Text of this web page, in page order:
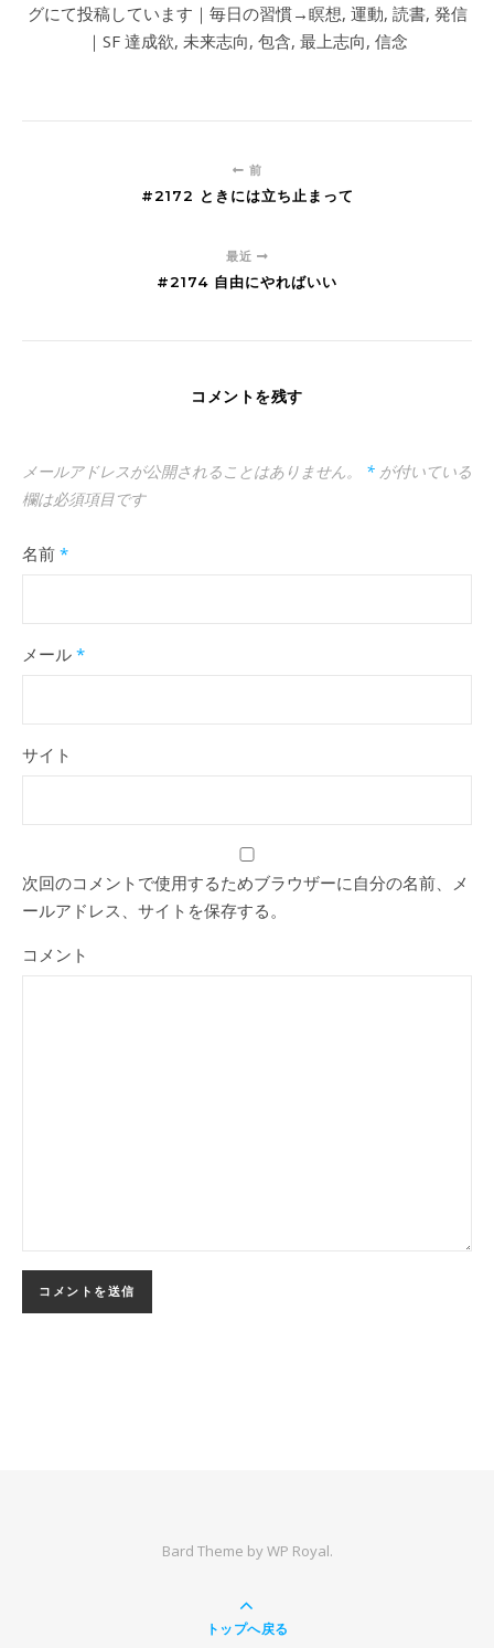
グにて投稿しています｜毎日の習慣→瞑想, 運動, 読書, 発信
｜SF 達成欲, 未来志向, 包含, 最上志向, 信念
前
#2172 ときには立ち止まって
最近
#2174 自由にやればいい
コメントを残す
メールアドレスが公開されることはありません。 * が付いている
欄は必須項目です
名前 *
メール *
サイト
次回のコメントで使用するためブラウザーに自分の名前、メ
ールアドレス、サイトを保存する。
コメント
Bard Theme byWP Royal.
トップへ戻る